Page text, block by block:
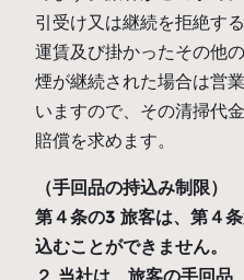
引受け又は継続を拒絶す
運賃及び掛かったその他
煙が継続された場合は営
いますので、その清掃代
賠償を求めます。
（手回品の持込み制限）
第４条の3 旅客は、第４
込むことができません。
２ 当社は、旅客の手回品